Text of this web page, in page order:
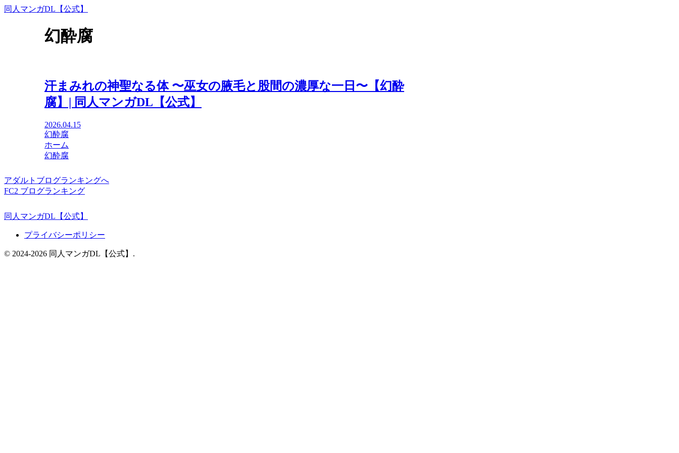
同人マンガDL【公式】
幻酔腐
汗まみれの神聖なる体 〜巫女の腋毛と股間の濃厚な一日〜【幻酔
腐】| 同人マンガDL【公式】
2026.04.15
幻酔腐
ホーム
幻酔腐
アダルトブログランキングへ
FC2 ブログランキング
同人マンガDL【公式】
プライバシーポリシー
© 2024-2026 同人マンガDL【公式】.